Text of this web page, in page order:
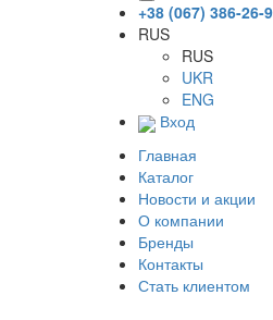
+38 (067) 386-26-
RUS
RUS
UKR
ENG
Вход
Главная
Каталог
Новости и акции
О компании
Бренды
Контакты
Стать клиентом